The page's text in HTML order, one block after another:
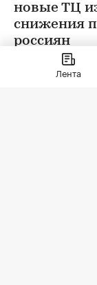
новые ТЦ
снижения
россиян
Лента